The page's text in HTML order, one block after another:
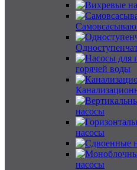
горячей воды
насосы
насосы
насосы